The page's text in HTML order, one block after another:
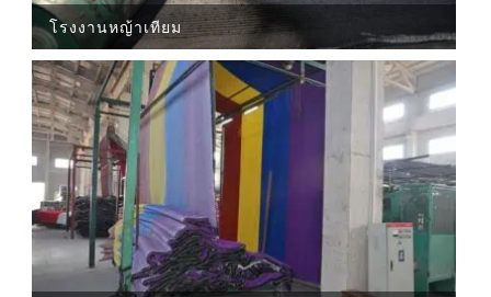
โรงงานหญ้าเทียม